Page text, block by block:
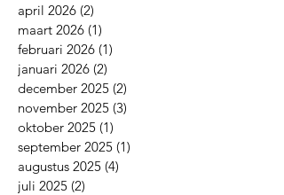
april 2026 (2)
maart 2026 (1)
februari 2026 (1)
januari 2026 (2)
december 2025 (2)
november 2025 (3)
oktober 2025 (1)
september 2025 (1)
augustus 2025 (4)
juli 2025 (2)